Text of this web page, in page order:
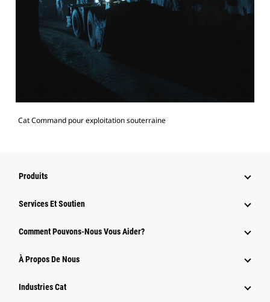
Cat Command pour exploitation souterraine
Produits
Services Et Soutien
Comment Pouvons-Nous Vous Aider?
À Propos De Nous
Industries Cat